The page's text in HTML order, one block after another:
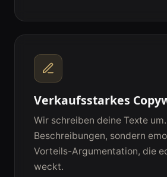
Verkaufsstarkes
Wir schreiben deine Texte
Beschreibungen, sondern
Vorteils-Argumentation, die
weckt.